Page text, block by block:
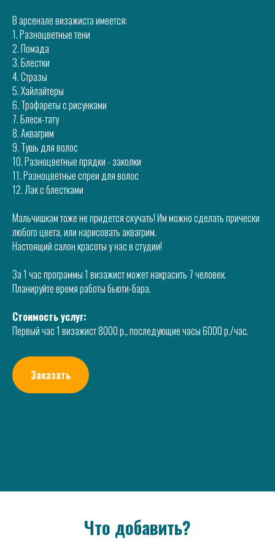
В арсенале визажиста имеется:
1. Разноцветные тени
2. Помада
3. Блестки
4. Стразы
5. Хайлайтеры
6. Трафареты с рисунками
7. Блеск-тату
8. Аквагрим
9. Тушь для волос
10. Разноцветные прядки - заколки
11. Разноцветные спреи для волос
12. Лак с блестками
Мальчишкам тоже не придется скучать! Им можно сделать прически
любого цвета, или нарисовать аквагрим.
Настоящий салон красоты у нас в студии!
За 1 час программы 1 визажист может накрасить 7 человек.
Планируйте время работы бьюти-бара.
Стоимость услуг:
Первый час 1 визажист 8000 р., последующие часы 6000 р./час.
Заказать
Что добавить?